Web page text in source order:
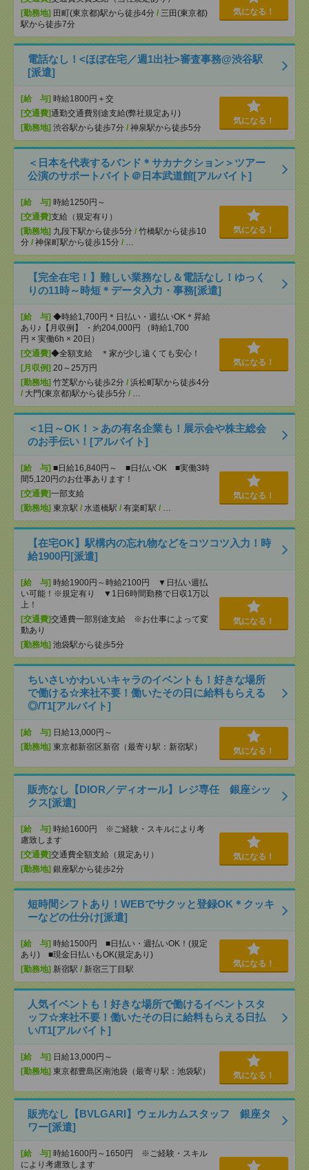
[勤務地] 田町(東京都)駅から徒歩4分 / 三田(東京都)
駅から徒歩7分
気になる！
電話なし！<ほぼ在宅／週1出社>審査事務@渋谷駅
[派遣]
[給 与] 時給1800円＋交
[交通費]通勤交通費別途支給(弊社規定あり)
[勤務地] 渋谷駅から徒歩7分 / 神泉駅から徒歩5分
気になる！
＜日本を代表するバンド＊サカナクション＞ツアー
公演のサポートバイト＠日本武道館[アルバイト]
[給 与] 時給1250円～
[交通費]支給（規定有り）
[勤務地] 九段下駅から徒歩5分 / 竹橋駅から徒歩10
分 / 神保町駅から徒歩15分 / …
気になる！
【完全在宅！】難しい業務なし＆電話なし！ゆっく
りの11時～時短＊データ入力・事務[派遣]
[給 与] ◆時給1,700円＊日払い・週払いOK＊昇給
あり♪【月収例】 ・約204,000円 （時給1,700
円 × 実働6h × 20日）
[交通費]◆全額支給 ＊家が少し遠くても安心！
[月収例] 20～25万円
[勤務地] 竹芝駅から徒歩2分 / 浜松町駅から徒歩4分
/ 大門(東京都)駅から徒歩5分 / …
気になる！
＜1日～OK！＞あの有名企業も！展示会や株主総会
のお手伝い！[アルバイト]
[給 与] ■日給16,840円～ ■日払いOK ■実働3時
間5,120円のお仕事あります！
[交通費]一部支給
[勤務地] 東京駅 / 水道橋駅 / 有楽町駅 / …
気になる！
【在宅OK】駅構内の忘れ物などをコツコツ入力！時
給1900円[派遣]
[給 与] 時給1900円～時給2100円 ▼日払い週払
い可能！※規定有り ▼1日6時間勤務で日収1万以
上！
[交通費]交通費一部別途支給 ※お仕事によって変
動あり
[勤務地] 池袋駅から徒歩5分
気になる！
ちいさいかわいいキャラのイベントも！好きな場所
で働ける☆来社不要！働いたその日に給料もらえる
◎/T1[アルバイト]
[給 与] 日給13,000円～
[勤務地] 東京都新宿区新宿（最寄り駅：新宿駅） 気になる！
販売なし【DIOR／ディオール】レジ専任 銀座シッ
クス[派遣]
[給 与] 時給1600円 ※ご経験・スキルにより考
慮致します
[交通費]交通費全額支給（規定あり）
[勤務地] 銀座駅から徒歩2分
気になる！
短時間シフトあり！WEBでサクッと登録OK＊クッキ
ーなどの仕分け[派遣]
[給 与] 時給1500円 ■日払い・週払いOK！(規定
あり) ■現金日払いもOK(規定あり)
[勤務地] 新宿駅 / 新宿三丁目駅
気になる！
人気イベントも！好きな場所で働けるイベントスタ
ッフ☆来社不要！働いたその日に給料もらえる日払
い/T1[アルバイト]
[給 与] 日給13,000円～
[勤務地] 東京都豊島区南池袋（最寄り駅：池袋駅） 気になる！
販売なし【BVLGARI】ウェルカムスタッフ 銀座タ
ワー[派遣]
[給 与] 時給1600円～1650円 ※ご経験・スキル
により考慮致します